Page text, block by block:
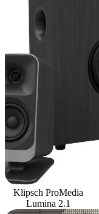
Klipsch ProMedia
Lumina 2.1